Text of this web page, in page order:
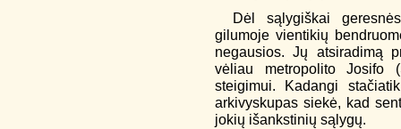
Dėl sąlygiškai
gilumoje vientikių
negausios. Jų atsiradimą
vėliau metropolito Josifo
steigimui. Kadangi
arkivyskupas siekė, kad
jokių išankstinių sąlygų.